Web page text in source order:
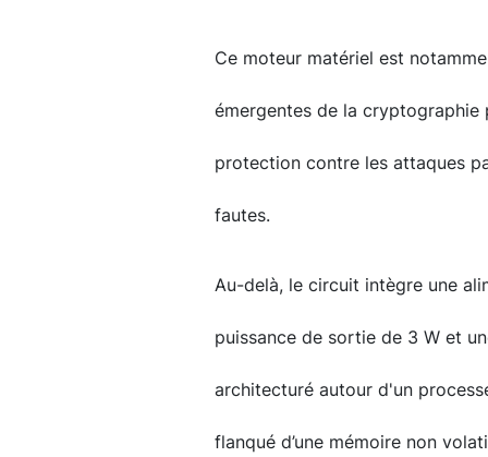
Ce moteur matériel est
émergentes de la
protection contre les attaques
fautes.
Au-delà, le circuit intègre une
puissance de sortie de 3 W et
architecturé autour d'un
flanqué d’une mémoire non